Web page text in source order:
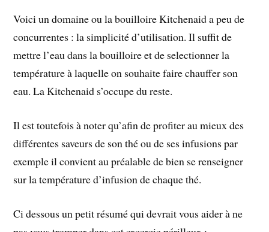
Voici un domaine ou la bouilloire Kitchenaid a peu de
concurrentes : la simplicité d’utilisation. Il suffit de
mettre l’eau dans la bouilloire et de selectionner la
température à laquelle on souhaite faire chauffer son
eau. La Kitchenaid s’occupe du reste.
Il est toutefois à noter qu’afin de profiter au mieux des
différentes saveurs de son thé ou de ses infusions par
exemple il convient au préalable de bien se renseigner
sur la température d’infusion de chaque thé.
Ci dessous un petit résumé qui devrait vous aider à ne